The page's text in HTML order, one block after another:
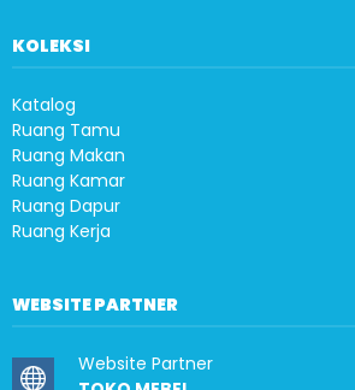
KOLEKSI
Katalog
Ruang Tamu
Ruang Makan
Ruang Kamar
Ruang Dapur
Ruang Kerja
WEBSITE PARTNER
Website Partner